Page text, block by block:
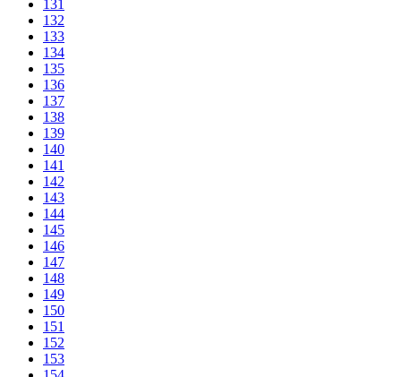
131
132
133
134
135
136
137
138
139
140
141
142
143
144
145
146
147
148
149
150
151
152
153